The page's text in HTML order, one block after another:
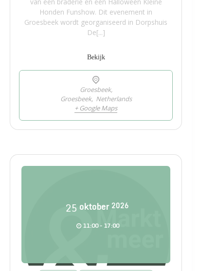
Honden Funshow. Dit evenement in
Groesbeek wordt georganiseerd in Dorpshuis
De[...]
Bekijk
Groesbeek,
Groesbeek, Netherlands
+ Google Maps
25 oktober 2026
11:00 - 17:00